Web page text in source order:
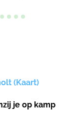
(Kaart)
je op kamp